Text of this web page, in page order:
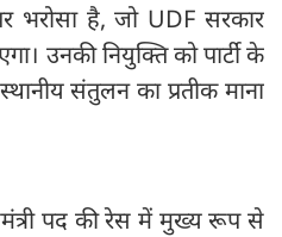
भरोसा है, जो UDF सरकार
उनकी नियुक्ति को पार्टी के
संतुलन का प्रतीक माना
पद की रेस में मुख्य रूप से